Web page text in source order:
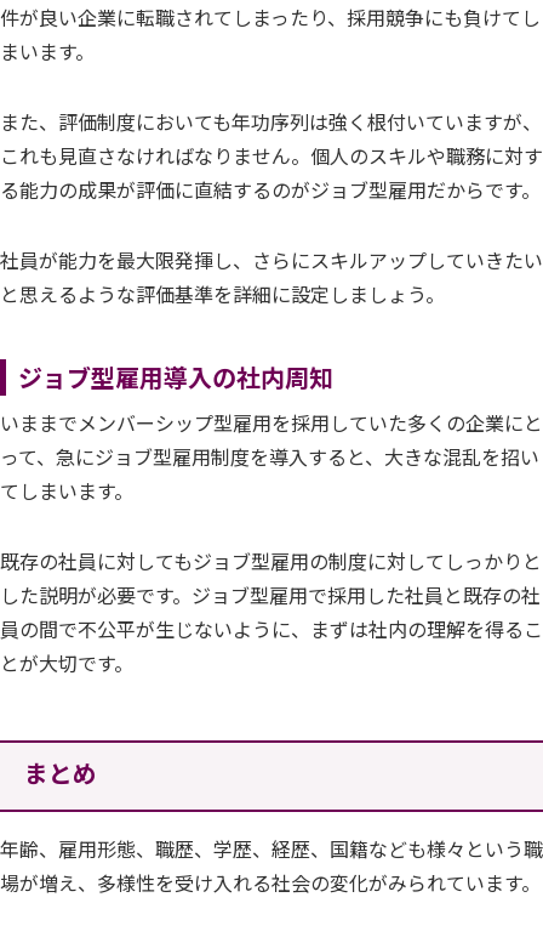
件が良い企業に転職されてしまったり、採用競争にも負けてし
まいます。
また、評価制度においても年功序列は強く根付いていますが、
これも見直さなければなりません。個人のスキルや職務に対す
る能力の成果が評価に直結するのがジョブ型雇用だからです。
社員が能力を最大限発揮し、さらにスキルアップしていきたい
と思えるような評価基準を詳細に設定しましょう。
ジョブ型雇用導入の社内周知
いままでメンバーシップ型雇用を採用していた多くの企業にと
って、急にジョブ型雇用制度を導入すると、大きな混乱を招い
てしまいます。
既存の社員に対してもジョブ型雇用の制度に対してしっかりと
した説明が必要です。ジョブ型雇用で採用した社員と既存の社
員の間で不公平が生じないように、まずは社内の理解を得るこ
とが大切です。
まとめ
年齢、雇用形態、職歴、学歴、経歴、国籍なども様々という職
場が増え、多様性を受け入れる社会の変化がみられています。